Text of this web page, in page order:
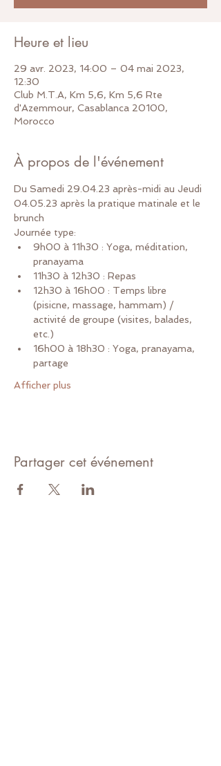
Heure et lieu
29 avr. 2023, 14:00 – 04 mai 2023,
12:30
Club M.T.A, Km 5,6, Km 5,6 Rte
d'Azemmour, Casablanca 20100,
Morocco
À propos de l'événement
Du Samedi 29.04.23 après-midi au Jeudi
04.05.23 après la pratique matinale et le
brunch
Journée type:
9h00 à 11h30 : Yoga, méditation,
pranayama
11h30 à 12h30 : Repas
12h30 à 16h00 : Temps libre
(pisicne, massage, hammam) /
activité de groupe (visites, balades,
etc.)
16h00 à 18h30 : Yoga, pranayama,
partage
Afficher plus
Partager cet événement